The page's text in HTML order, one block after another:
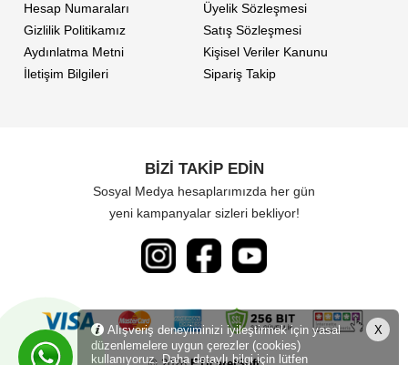
Hesap Numaraları
Gizlilik Politikamız
Aydınlatma Metni
İletişim Bilgileri
Üyelik Sözleşmesi
Satış Sözleşmesi
Kişisel Veriler Kanunu
Sipariş Takip
BİZİ TAKİP EDİN
Sosyal Medya hesaplarımızda her gün
yeni kampanyalar sizleri bekliyor!
Alışveriş deneyiminizi iyileştirmek için yasal
düzenlemelere uygun çerezler (cookies)
kullanıyoruz. Daha detaylı bilgi için lütfen
X